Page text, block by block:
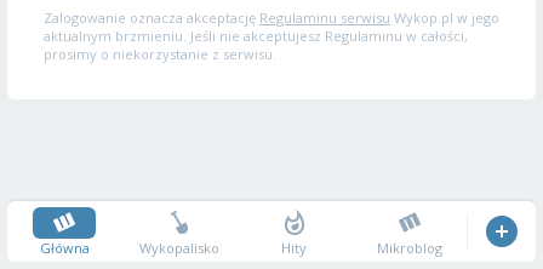
Zalogowanie oznacza akceptację Regulaminu serwisu Wykop.pl w jego
aktualnym brzmieniu. Jeśli nie akceptujesz Regulaminu w całości,
prosimy o niekorzystanie z serwisu.
Główna Wykopalisko Hity Mikroblog